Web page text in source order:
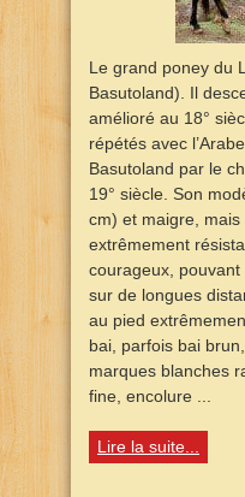
Le grand poney du
Basutoland). Il
amélioré au 18°
répétés avec
Basutoland par le
19° siècle. Son
cm) et maigre, mais
extrêmement
courageux,
sur de longues
au pied
bai, parfois bai
marques blanches
fine, encolure ...
Lire la suite...